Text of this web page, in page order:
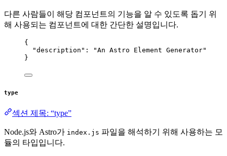
다른 사람들이 해당 컴포넌트의 기능을 알 수 있도록 돕기 위
해 사용되는 컴포넌트에 대한 간단한 설명입니다.
{
"description" : "An Astro Element Generator"
}
type
섹션 제목: “type”
Node.js와 Astro가 index.js 파일을 해석하기 위해 사용하는 모
듈의 타입입니다.